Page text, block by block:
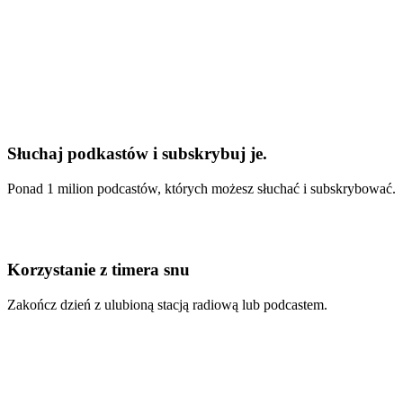
Słuchaj podkastów i subskrybuj je.
Ponad 1 milion podcastów, których możesz słuchać i subskrybować.
Korzystanie z timera snu
Zakończ dzień z ulubioną stacją radiową lub podcastem.